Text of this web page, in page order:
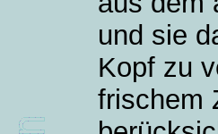
und sie
Kopf zu
frischem